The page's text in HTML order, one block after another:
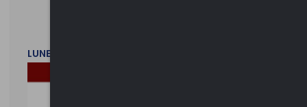
LUNEDì 2 FEBBRAIO 2026